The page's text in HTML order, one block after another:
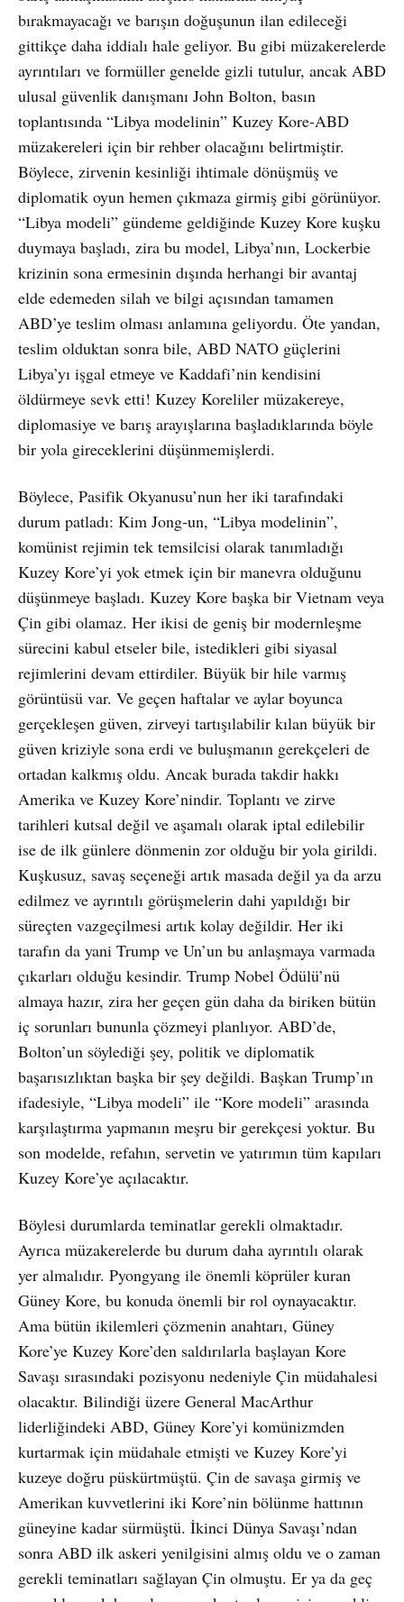
bırakmayacağı ve barışın doğuşunun ilan edileceği
gittikçe daha iddialı hale geliyor. Bu gibi müzakerelerde
ayrıntıları ve formüller genelde gizli tutulur, ancak ABD
ulusal güvenlik danışmanı John Bolton, basın
toplantısında “Libya modelinin” Kuzey Kore-ABD
müzakereleri için bir rehber olacağını belirtmiştir.
Böylece, zirvenin kesinliği ihtimale dönüşmüş ve
diplomatik oyun hemen çıkmaza girmiş gibi görünüyor.
“Libya modeli” gündeme geldiğinde Kuzey Kore kuşku
duymaya başladı, zira bu model, Libya’nın, Lockerbie
krizinin sona ermesinin dışında herhangi bir avantaj
elde edemeden silah ve bilgi açısından tamamen
ABD’ye teslim olması anlamına geliyordu. Öte yandan,
teslim olduktan sonra bile, ABD NATO güçlerini
Libya’yı işgal etmeye ve Kaddafi’nin kendisini
öldürmeye sevk etti! Kuzey Koreliler müzakereye,
diplomasiye ve barış arayışlarına başladıklarında böyle
bir yola gireceklerini düşünmemişlerdi.
Böylece, Pasifik Okyanusu’nun her iki tarafındaki
durum patladı: Kim Jong-un, “Libya modelinin”,
komünist rejimin tek temsilcisi olarak tanımladığı
Kuzey Kore’yi yok etmek için bir manevra olduğunu
düşünmeye başladı. Kuzey Kore başka bir Vietnam veya
Çin gibi olamaz. Her ikisi de geniş bir modernleşme
sürecini kabul etseler bile, istedikleri gibi siyasal
rejimlerini devam ettirdiler. Büyük bir hile varmış
görüntüsü var. Ve geçen haftalar ve aylar boyunca
gerçekleşen güven, zirveyi tartışılabilir kılan büyük bir
güven kriziyle sona erdi ve buluşmanın gerekçeleri de
ortadan kalkmış oldu. Ancak burada takdir hakkı
Amerika ve Kuzey Kore’nindir. Toplantı ve zirve
tarihleri kutsal değil ve aşamalı olarak iptal edilebilir
ise de ilk günlere dönmenin zor olduğu bir yola girildi.
Kuşkusuz, savaş seçeneği artık masada değil ya da arzu
edilmez ve ayrıntılı görüşmelerin dahi yapıldığı bir
süreçten vazgeçilmesi artık kolay değildir. Her iki
tarafın da yani Trump ve Un’un bu anlaşmaya varmada
çıkarları olduğu kesindir. Trump Nobel Ödülü’nü
almaya hazır, zira her geçen gün daha da biriken bütün
iç sorunları bununla çözmeyi planlıyor. ABD’de,
Bolton’un söylediği şey, politik ve diplomatik
başarısızlıktan başka bir şey değildi. Başkan Trump’ın
ifadesiyle, “Libya modeli” ile “Kore modeli” arasında
karşılaştırma yapmanın meşru bir gerekçesi yoktur. Bu
son modelde, refahın, servetin ve yatırımın tüm kapıları
Kuzey Kore’ye açılacaktır.
Böylesi durumlarda teminatlar gerekli olmaktadır.
Ayrıca müzakerelerde bu durum daha ayrıntılı olarak
yer almalıdır. Pyongyang ile önemli köprüler kuran
Güney Kore, bu konuda önemli bir rol oynayacaktır.
Ama bütün ikilemleri çözmenin anahtarı, Güney
Kore’ye Kuzey Kore’den saldırılarla başlayan Kore
Savaşı sırasındaki pozisyonu nedeniyle Çin müdahalesi
olacaktır. Bilindiği üzere General MacArthur
liderliğindeki ABD, Güney Kore’yi komünizmden
kurtarmak için müdahale etmişti ve Kuzey Kore’yi
kuzeye doğru püskürtmüştü. Çin de savaşa girmiş ve
Amerikan kuvvetlerini iki Kore’nin bölünme hattının
güneyine kadar sürmüştü. İkinci Dünya Savaşı’ndan
sonra ABD ilk askeri yenilgisini almış oldu ve o zaman
gerekli teminatları sağlayan Çin olmuştu. Er ya da geç